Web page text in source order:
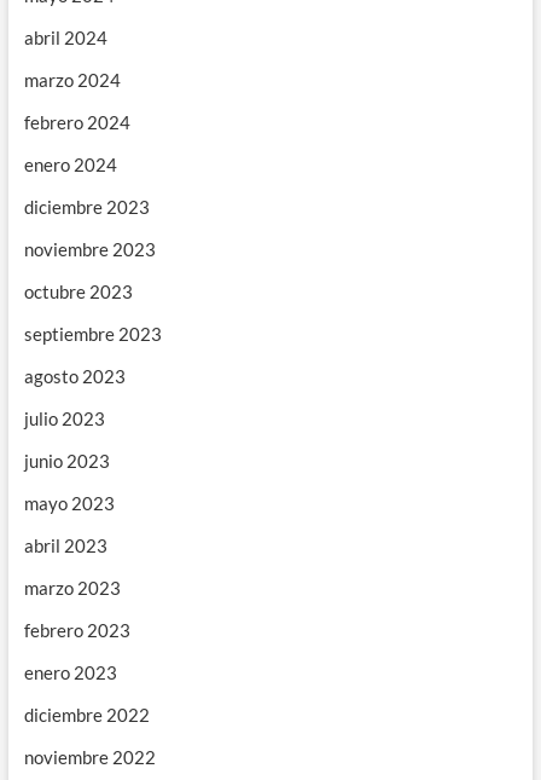
abril 2024
marzo 2024
febrero 2024
enero 2024
diciembre 2023
noviembre 2023
octubre 2023
septiembre 2023
agosto 2023
julio 2023
junio 2023
mayo 2023
abril 2023
marzo 2023
febrero 2023
enero 2023
diciembre 2022
noviembre 2022